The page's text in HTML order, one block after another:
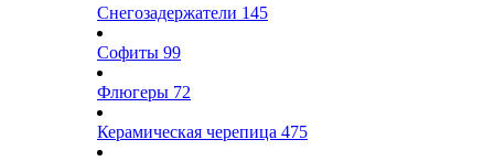
Снегозадержатели 145
Софиты 99
Флюгеры 72
Керамическая черепица 475